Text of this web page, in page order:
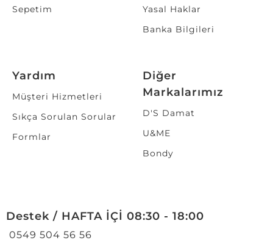
Sepetim
Yasal Haklar
Banka Bilgileri
Yardım
Müşteri Hizmetleri
Sıkça Sorulan Sorular
Formlar
Diğer
Markalarımız
D'S Damat
U&ME
Bondy
Destek / HAFTA İÇİ 08:30 - 18:00
0549 504 56 56